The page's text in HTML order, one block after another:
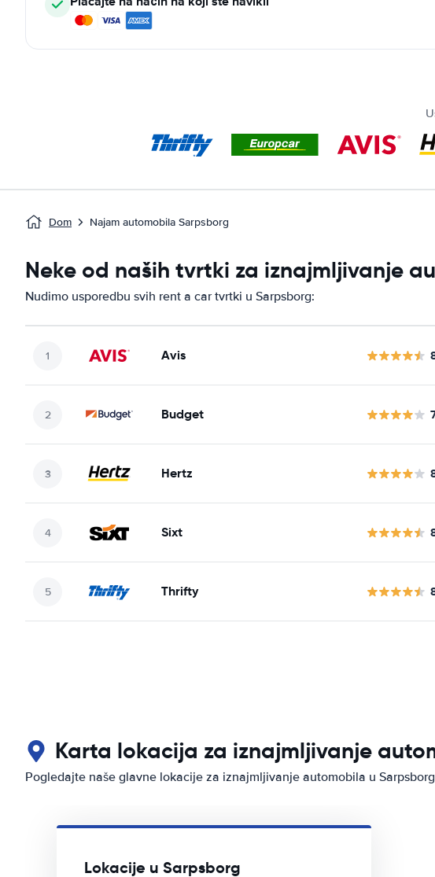
Dom Najam automobila Sarpsborg
Neke od naših tvrtki za iznajmljivanje
Nudimo usporedbu svih rent a car tvrtki u Sarpsborg:
Avis
Budget
Hertz
Sixt
Thrifty
Karta lokacija za iznajmljivanje
Pogledajte naše glavne lokacije za iznajmljivanje automobila u Sarpsborg
Lokacije u Sarpsborg